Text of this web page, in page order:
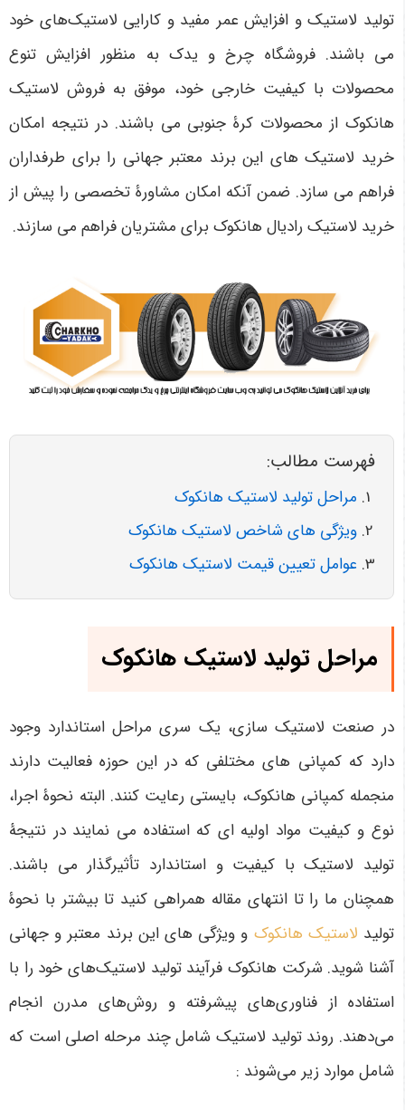
تولید لاستیک و افزایش عمر مفید و کارایی لاستیک‌های خود
می باشند. فروشگاه چرخ و یدک به منظور افزایش تنوع
محصولات با کیفیت خارجی خود، موفق به فروش لاستیک
هانکوک از محصولات کرۀ جنوبی می باشند. در نتیجه امکان
خرید لاستیک های این برند معتبر جهانی را برای طرفداران
فراهم می سازد. ضمن آنکه امکان مشاورۀ تخصصی را پیش از
خرید لاستیک رادیال هانکوک برای مشتریان فراهم می سازند.
فهرست مطالب:
مراحل تولید لاستیک هانکوک
ویژگی های شاخص لاستیک هانکوک
عوامل تعیین قیمت لاستیک هانکوک
مراحل تولید لاستیک هانکوک
در صنعت لاستیک سازی، یک سری مراحل استاندارد وجود
دارد که کمپانی های مختلفی که در این حوزه فعالیت دارند
منجمله کمپانی هانکوک، بایستی رعایت کنند. البته نحوۀ اجرا،
نوع و کیفیت مواد اولیه ای که استفاده می نمایند در نتیجۀ
تولید لاستیک با کیفیت و استاندارد تأثیرگذار می باشند.
همچنان ما را تا انتهای مقاله همراهی کنید تا بیشتر با نحوۀ
تولید لاستیک هانکوک و ویژگی های این برند معتبر و جهانی
آشنا شوید. شرکت هانکوک فرآیند تولید لاستیک‌های خود را با
استفاده از فناوری‌های پیشرفته و روش‌های مدرن انجام
می‌دهند. روند تولید لاستیک شامل چند مرحله اصلی است که
شامل موارد زیر می‌شوند :